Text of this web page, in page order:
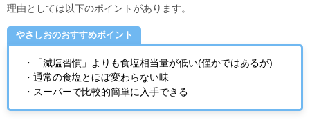
理由としては以下のポイントがあります。
やさしおのおすすめポイント
・「減塩習慣」よりも食塩相当量が低い(僅かではあるが)
・通常の食塩とほぼ変わらない味
・スーパーで比較的簡単に入手できる